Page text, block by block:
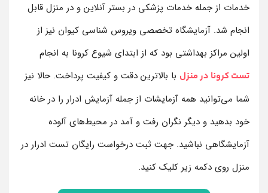
خدمات از جمله خدمات پزشکی در بستر آنلاین و در منزل قابل
انجام شد. آزمایشگاه تخصصی ویروس شناسی کیوان نیز از
اولین مراکز بهداشتی بود که از ابتدای شیوع کرونا به انجام
تست کرونا در منزل با بالاترین دقت و کیفیت پرداخت. حالا نیز
شما می‌توانید همه آزمایشات از جمله آزمایش ادرار را در خانه
خود بدهید و دیگر نگران رفت و آمد در محیط‌های آلوده
آزمایشگاهی نباشید. جهت ثبت درخواست رایگان تست ادرار در
منزل روی دکمه زیر کلیک کنید.